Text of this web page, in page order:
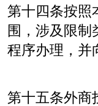
第十四条按照
围，涉及限制
程序办理，并
第十五条外商